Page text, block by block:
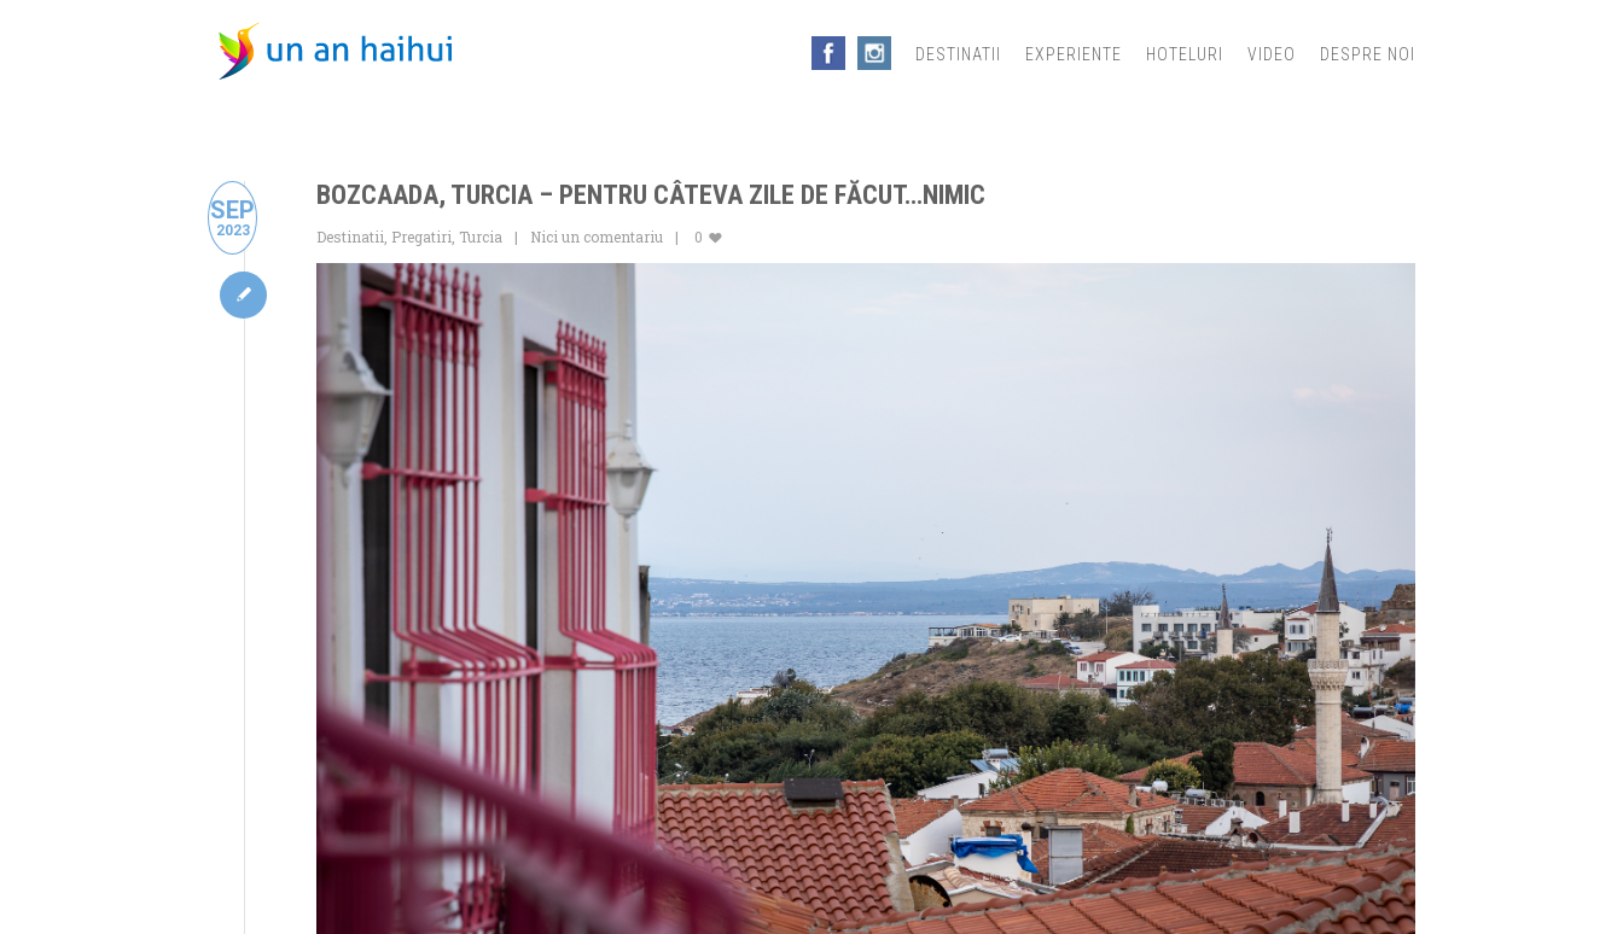
DESTINATII EXPERIENTE HOTELURI VIDEO DESPRE NOI
SEP
2023
BOZCAADA, TURCIA – PENTRU CÂTEVA ZILE DE FĂCUT…NIMIC
Destinatii Pregatiri Turcia Nici un comentariu 0